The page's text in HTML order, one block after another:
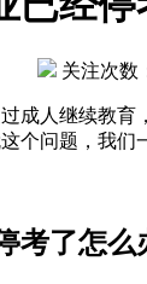
关注次数
成人继续教
个问题，我们
考了怎么